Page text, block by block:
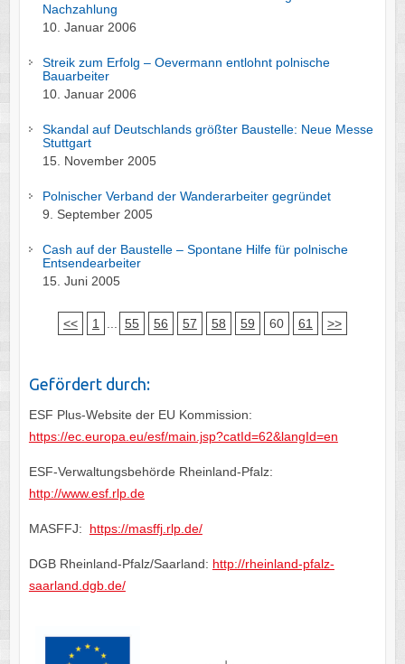
Nachzahlung
10. Januar 2006
Streik zum Erfolg – Oevermann entlohnt polnische
Bauarbeiter
10. Januar 2006
Skandal auf Deutschlands größter Baustelle: Neue Messe
Stuttgart
15. November 2005
Polnischer Verband der Wanderarbeiter gegründet
9. September 2005
Cash auf der Baustelle – Spontane Hilfe für polnische
Entsendearbeiter
15. Juni 2005
<< 1 55 56 57 58 59 60 61 >>
Gefördert durch:
ESF Plus-Website der EU Kommission:
https://ec.europa.eu/esf/main.jsp?catId=62&langId=en
ESF-Verwaltungsbehörde Rheinland-Pfalz:
http://www.esf.rlp.de
MASFFJ: https://masffj.rlp.de/
DGB Rheinland-Pfalz/Saarland: http://rheinland-pfalz-
saarland.dgb.de/